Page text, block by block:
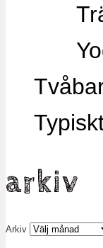
arkiv
Arkiv